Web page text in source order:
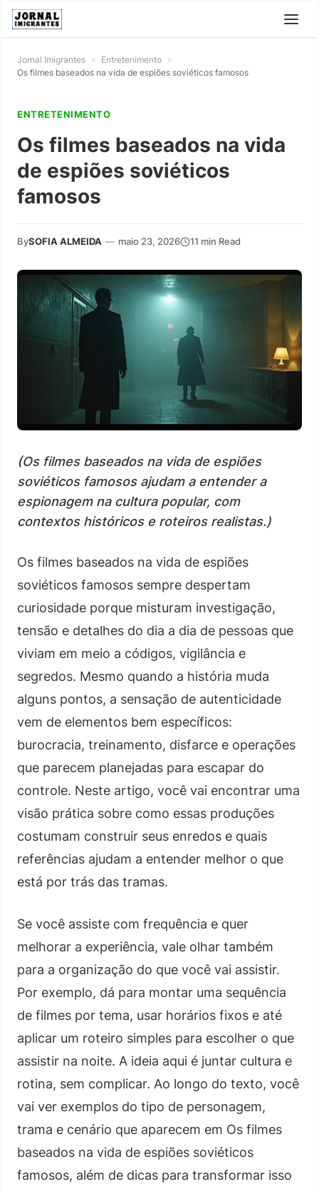
Jornal Imigrantes » Entretenimento »
Os filmes baseados na vida de espiões soviéticos famosos
ENTRETENIMENTO
Os filmes baseados na vida
de espiões soviéticos
famosos
BySOFIA ALMEIDA — maio 23, 2026 11 min Read
(Os filmes baseados na vida de espiões
soviéticos famosos ajudam a entender a
espionagem na cultura popular, com
contextos históricos e roteiros realistas.)
Os filmes baseados na vida de espiões
soviéticos famosos sempre despertam
curiosidade porque misturam investigação,
tensão e detalhes do dia a dia de pessoas que
viviam em meio a códigos, vigilância e
segredos. Mesmo quando a história muda
alguns pontos, a sensação de autenticidade
vem de elementos bem específicos:
burocracia, treinamento, disfarce e operações
que parecem planejadas para escapar do
controle. Neste artigo, você vai encontrar uma
visão prática sobre como essas produções
costumam construir seus enredos e quais
referências ajudam a entender melhor o que
está por trás das tramas.
Se você assiste com frequência e quer
melhorar a experiência, vale olhar também
para a organização do que você vai assistir.
Por exemplo, dá para montar uma sequência
de filmes por tema, usar horários fixos e até
aplicar um roteiro simples para escolher o que
assistir na noite. A ideia aqui é juntar cultura e
rotina, sem complicar. Ao longo do texto, você
vai ver exemplos do tipo de personagem,
trama e cenário que aparecem em Os filmes
baseados na vida de espiões soviéticos
famosos, além de dicas para transformar isso